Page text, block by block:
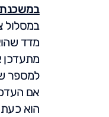
במסלול
מדד
למספר
אם
הוא